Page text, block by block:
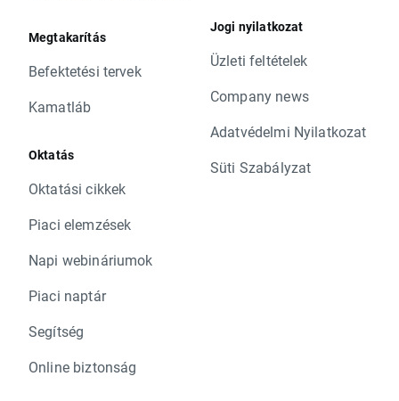
Megtakarítás
Befektetési tervek
Kamatláb
Oktatás
Oktatási cikkek
Piaci elemzések
Napi webináriumok
Piaci naptár
Segítség
Online biztonság
Jogi nyilatkozat
Üzleti feltételek
Company news
Adatvédelmi Nyilatkozat
Süti Szabályzat